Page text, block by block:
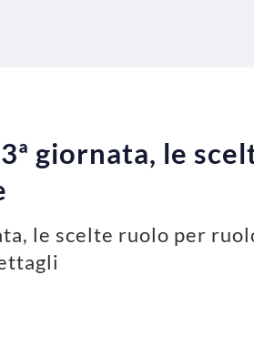
giornata, le
le scelte ruolo per